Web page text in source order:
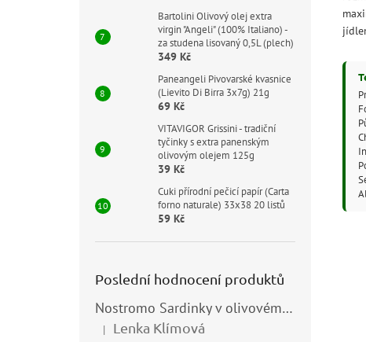
Bartolini Olivový olej extra
virgin "Angeli" (100% Italiano) -
za studena lisovaný 0,5L (plech)
349 Kč
Paneangeli Pivovarské kvasnice
(Lievito Di Birra 3x7g) 21g
69 Kč
VITAVIGOR Grissini - tradiční
tyčinky s extra panenským
olivovým olejem 125g
39 Kč
Cuki přírodní pečicí papír (Carta
forno naturale) 33x38 20 listů
59 Kč
Poslední hodnocení produktů
Nostromo Sardinky v olivovém oleji (Sardine all’Olio di Oliva) 120g
Hodnocení produktu je 5 z 5 hvězdiček.
| Lenka Klímová